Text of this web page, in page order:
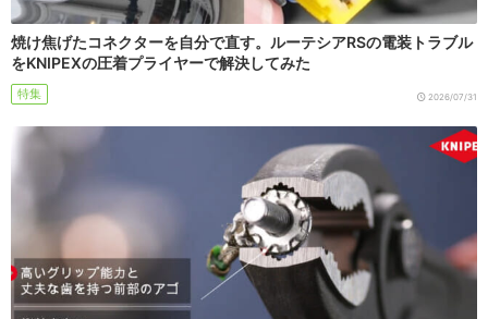
焼け焦げたコネクターを自分で直す。ルーテシアRSの電装トラブル
をKNIPEXの圧着プライヤーで解決してみた
特集 2026/07/31